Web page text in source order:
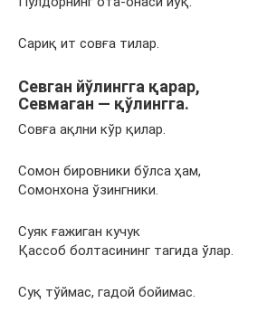
Сариқ ит совға тилар.
Севган йўлингга қарар,
Севмаган — қўлингга.
Совға ақлни кўр қилар.
Сомон бировники бўлса ҳам,
Сомонхона ўзингники.
Суяк ғажиган кучук
Қассоб болтасининг тагида ўлар.
Суқ тўймас, гадой бойимас.